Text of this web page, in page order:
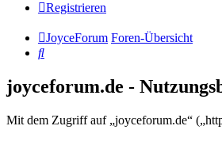
Registrieren
JoyceForum Foren-Übersicht
Suche
joyceforum.de -
Mit dem Zugriff auf „joyceforum.de“